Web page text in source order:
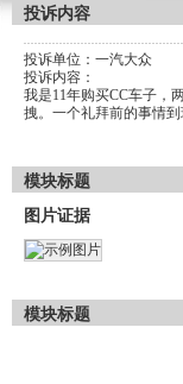
投诉内容
投诉单位： 一汽大众
投诉内容：
我是11年购买CC车子，
拽。一个礼拜前的事情到
模块标题
图片证据
模块标题